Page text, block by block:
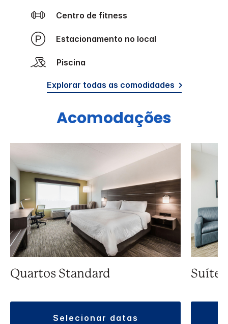
Centro de fitness
Estacionamento no local
Piscina
Explorar todas as comodidades
Acomodações
Quartos Standard
selecionar datas
Suíte